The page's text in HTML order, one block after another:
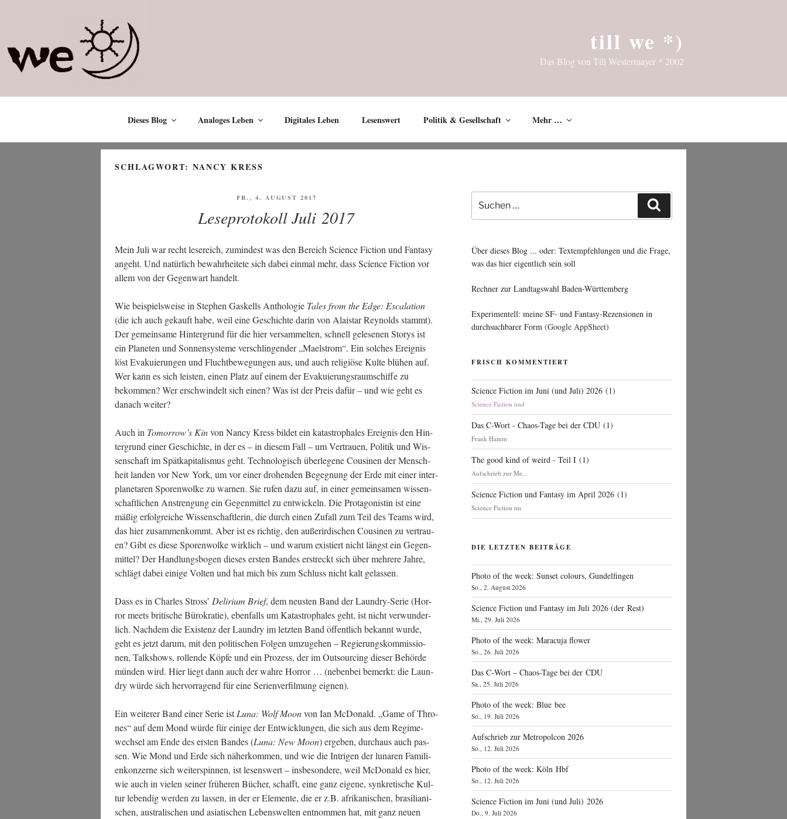
till we *)
Das Blog von Till Westermayer * 2002
Dieses Blog Analoges Leben Digitales Leben Lesenswert Politik & Gesellschaft Mehr …
SCHLAGWORT: NANCY KRESS
VERÖFFENTLICHT
FR., 4. AUGUST 2017
Leseprotokoll Juli 2017
Mein Juli war recht lese­reich, zumin­dest was den Bereich Sci­ence Fic­tion und Fan­ta­sy
angeht. Und natür­lich bewahr­hei­te­te sich dabei ein­mal mehr, dass Sci­ence Fic­tion vor
allem von der Gegen­wart handelt.
Wie bei­spiels­wei­se in Ste­phen Gas­kells Antho­lo­gie Tales from the Edge: Escala­ti­on
(die ich auch gekauft habe, weil eine Geschich­te dar­in von Alai­star Rey­nolds stammt).
Der gemein­sa­me Hin­ter­grund für die hier ver­sam­mel­ten, schnell gele­se­nen Sto­rys ist
ein Pla­ne­ten und Son­nen­sys­te­me ver­schlin­gen­der „Maelstrom“. Ein sol­ches Ereig­nis
löst Eva­ku­ie­run­gen und Flucht­be­we­gun­gen aus, und auch reli­giö­se Kul­te blü­hen auf.
Wer kann es sich leis­ten, einen Platz auf einem der Eva­ku­ie­rungs­raum­schif­fe zu
bekom­men? Wer erschwin­delt sich einen? Was ist der Preis dafür – und wie geht es
danach weiter?
Auch in Tomorrow’s Kinvon Nan­cy Kress bil­det ein kata­stro­pha­les Ereig­nis den Hin­
ter­grund einer Geschich­te, in der es – in die­sem Fall – um Ver­trau­en, Poli­tik und Wis­
sen­schaft im Spät­ka­pi­ta­lis­mus geht. Tech­no­lo­gisch über­le­ge­ne Cou­si­nen der Mensch­
heit lan­den vor New York, um vor einer dro­hen­den Begeg­nung der Erde mit einer inter­
pla­ne­ta­ren Spo­ren­wol­ke zu war­nen. Sie rufen dazu auf, in einer gemein­sa­men wis­sen­
schaft­li­chen Anstren­gung ein Gegen­mit­tel zu ent­wi­ckeln. Die Prot­ago­nis­tin ist eine
mäßig erfolg­rei­che Wis­sen­schaft­le­rin, die durch einen Zufall zum Teil des Teams wird,
das hier zusam­men­kommt. Aber ist es rich­tig, den außer­ir­di­schen Cou­si­nen zu ver­trau­
en? Gibt es die­se Spo­ren­wol­ke wirk­lich – und war­um exis­tiert nicht längst ein Gegen­
mit­tel? Der Hand­lungs­bo­gen die­ses ers­ten Ban­des erstreckt sich über meh­re­re Jah­re,
schlägt dabei eini­ge Vol­ten und hat mich bis zum Schluss nicht kalt gelassen.
Dass es in Charles Stross’ Deli­ri­um Brief, dem neus­ten Band der Laun­dry-Serie (Hor­
ror meets bri­ti­sche Büro­kra­tie), eben­falls um Kata­stro­pha­les geht, ist nicht ver­wun­der­
lich. Nach­dem die Exis­tenz der Laun­dry im letz­ten Band öffent­lich bekannt wur­de,
geht es jetzt dar­um, mit den poli­ti­schen Fol­gen umzu­ge­hen – Regie­rungs­kom­mis­sio­
nen, Talk­shows, rol­len­de Köp­fe und ein Pro­zess, der im Out­sour­cing die­ser Behör­de
mün­den wird. Hier liegt dann auch der wah­re Hor­ror … (neben­bei bemerkt: die Laun­
dry wür­de sich her­vor­ra­gend für eine Seri­en­ver­fil­mung eignen).
Ein wei­te­rer Band einer Serie istLuna: Wolf Moonvon Ian McDo­nald. „Game of Thro­
nes“ auf dem Mond wür­de für eini­ge der Ent­wick­lun­gen, die sich aus dem Regime­
wech­sel am Ende des ers­ten Ban­des (Luna: New Moon) erge­ben, durch­aus auch pas­
sen. Wie Mond und Erde sich näher­kom­men, und wie die Intri­gen der luna­ren Fami­li­
en­kon­zer­ne sich wei­ter­spin­nen, ist lesens­wert – ins­be­son­de­re, weil McDo­nald es hier,
wie auch in vie­len sei­ner frü­he­ren Bücher, schafft, eine ganz eige­ne, syn­kre­ti­sche Kul­
tur leben­dig wer­den zu las­sen, in der er Ele­men­te, die er z.B. afri­ka­ni­schen, bra­si­lia­ni­
schen, aus­tra­li­schen und asia­ti­schen Lebens­wel­ten ent­nom­men hat, mit ganz neu­en
Suche
nach:
Über dieses Blog ... oder: Textempfehlungen und die Frage,
was das hier eigentlich sein soll
Rechner zur Landtagswahl Baden-Württemberg
Experimentell: meine SF- und Fantasy-Rezensionen in
durchsuchbarer Form (Google AppSheet)
FRISCH KOMMENTIERT
Science Fiction im Juni (und Juli) 2026 (1)
Science Fiction und
Das C-Wort - Chaos-Tage bei der CDU (1)
Frank Hamm
The good kind of weird - Teil I (1)
Aufschrieb zur Me...
Science Fiction und Fantasy im April 2026 (1)
Science Fiction im
DIE LETZTEN BEITRÄGE
Photo of the week: Sunset colours, Gundelfingen
So., 2. August 2026
Science Fiction und Fantasy im Juli 2026 (der Rest)
Mi., 29. Juli 2026
Photo of the week: Maracuja flower
So., 26. Juli 2026
Das C‑Wort – Chaos-Tage bei der CDU
Sa., 25. Juli 2026
Photo of the week: Blue bee
So., 19. Juli 2026
Aufschrieb zur Metropolcon 2026
So., 12. Juli 2026
Photo of the week: Köln Hbf
So., 12. Juli 2026
Science Fiction im Juni (und Juli) 2026
Do., 9. Juli 2026